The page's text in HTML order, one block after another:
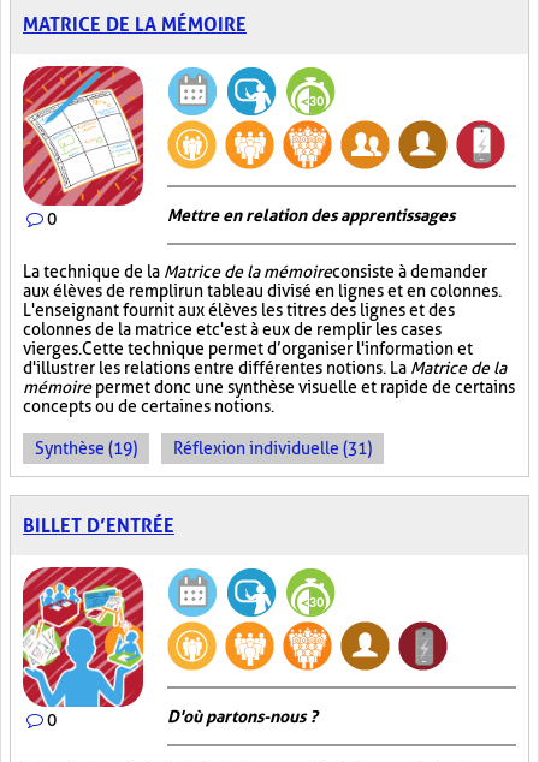
MATRICE DE LA MÉMOIRE
0 Mettre en relation des apprentissages
La technique de la Matrice de la mémoireconsiste à demander
aux élèves de remplir un tableau divisé en lignes et en colonnes.
L'enseignant fournit aux élèves les titres des lignes et des
colonnes de la matrice et c'est à eux de remplir les cases
vierges. Cette technique permet d’organiser l'information et
d'illustrer les relations entre différentes notions. La Matrice de la
mémoirepermet donc une synthèse visuelle et rapide de certains
concepts ou de certaines notions.
Synthèse (19) Réflexion individuelle (31)
BILLET D’ENTRÉE
0 D'où partons-nous ?